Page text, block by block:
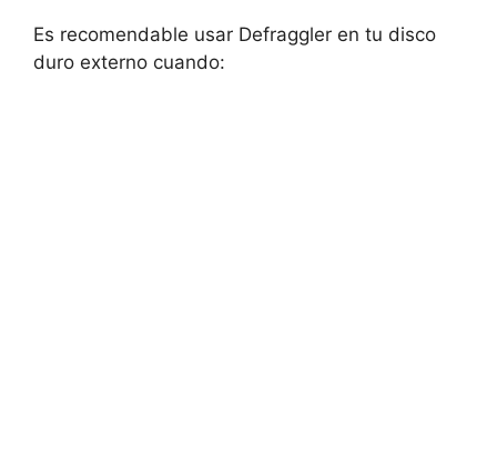
Es recomendable usar Defraggler en tu disco
duro externo cuando: